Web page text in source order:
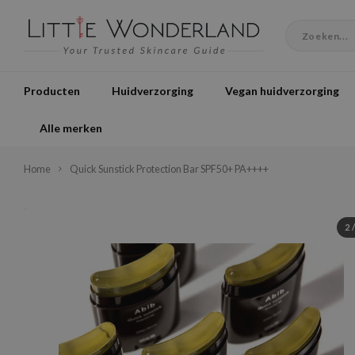
Producten Huidverzorging Vegan huidverzorging
Alle merken
Home Quick Sunstick Protection Bar SPF50+ PA++++
2